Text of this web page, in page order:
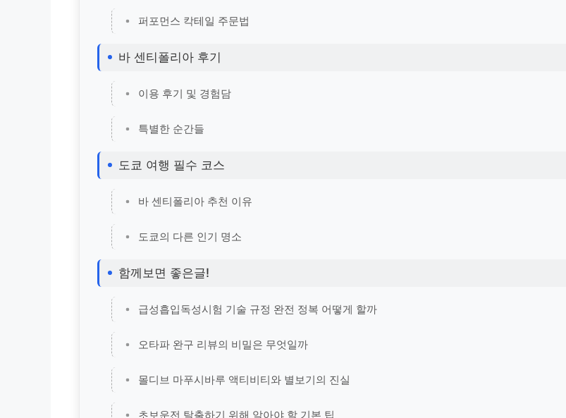
퍼포먼스 칵테일 주문법
바 센티폴리아 후기
이용 후기 및 경험담
특별한 순간들
도쿄 여행 필수 코스
바 센티폴리아 추천 이유
도쿄의 다른 인기 명소
함께보면 좋은글!
급성흡입독성시험 기술 규정 완전 정복 어떻게 할까
오타파 완구 리뷰의 비밀은 무엇일까
몰디브 마푸시바루 액티비티와 별보기의 진실
초보운전 탈출하기 위해 알아야 할 기본 팁